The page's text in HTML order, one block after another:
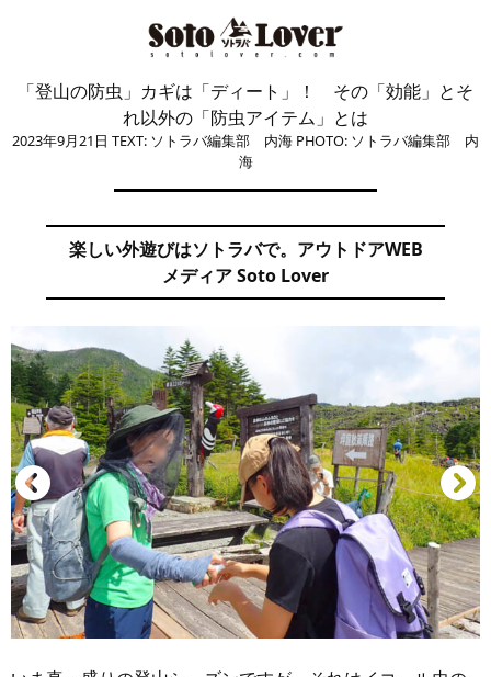
「登山の防虫」カギは「ディート」！ その「効能」とそ
れ以外の「防虫アイテム」とは
2023年9月21日 TEXT: ソトラバ編集部 内海 PHOTO: ソトラバ編集部 内
海
楽しい外遊びはソトラバで。アウトドアWEB
メディア Soto Lover